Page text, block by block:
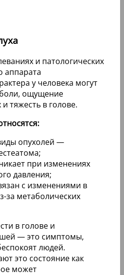
и патологических
аппарата
у человека могут
ощущение
тяжесть в голове.
опухолей —
при изменениях
давления;
с изменениями в
за метаболических
в голове и
— это симптомы,
людей.
это состояние как
может